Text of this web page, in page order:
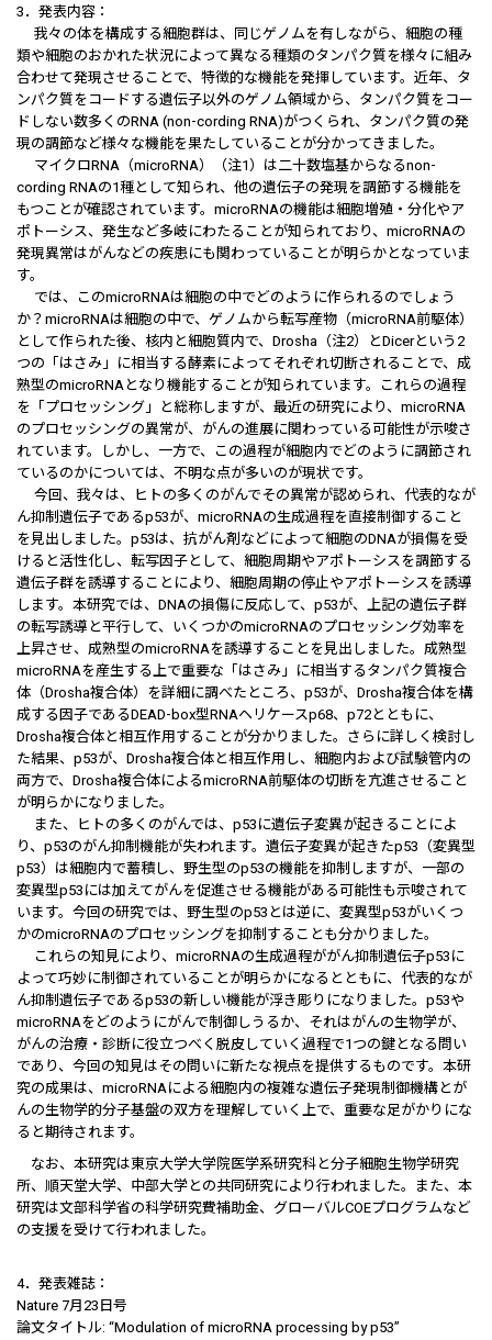
3．発表内容：
我々の体を構成する細胞群は、同じゲノムを有しながら、細胞の種
類や細胞のおかれた状況によって異なる種類のタンパク質を様々に組み
合わせて発現させることで、特徴的な機能を発揮しています。近年、タ
ンパク質をコードする遺伝子以外のゲノム領域から、タンパク質をコー
ドしない数多くのRNA (non-cording RNA)がつくられ、タンパク質の発
現の調節など様々な機能を果たしていることが分かってきました。
マイクロRNA（microRNA）（注1）は二十数塩基からなるnon-
cording RNAの1種として知られ、他の遺伝子の発現を調節する機能を
もつことが確認されています。microRNAの機能は細胞増殖・分化やア
ポトーシス、発生など多岐にわたることが知られており、microRNAの
発現異常はがんなどの疾患にも関わっていることが明らかとなっていま
す。
では、このmicroRNAは細胞の中でどのように作られるのでしょう
か？microRNAは細胞の中で、ゲノムから転写産物（microRNA前駆体）
として作られた後、核内と細胞質内で、Drosha（注2）とDicerという2
つの「はさみ」に相当する酵素によってそれぞれ切断されることで、成
熟型のmicroRNAとなり機能することが知られています。これらの過程
を「プロセッシング」と総称しますが、最近の研究により、microRNA
のプロセッシングの異常が、がんの進展に関わっている可能性が示唆さ
れています。しかし、一方で、この過程が細胞内でどのように調節され
ているのかについては、不明な点が多いのが現状です。
今回、我々は、ヒトの多くのがんでその異常が認められ、代表的なが
ん抑制遺伝子であるp53が、microRNAの生成過程を直接制御すること
を見出しました。p53は、抗がん剤などによって細胞のDNAが損傷を受
けると活性化し、転写因子として、細胞周期やアポトーシスを調節する
遺伝子群を誘導することにより、細胞周期の停止やアポトーシスを誘導
します。本研究では、DNAの損傷に反応して、p53が、上記の遺伝子群
の転写誘導と平行して、いくつかのmicroRNAのプロセッシング効率を
上昇させ、成熟型のmicroRNAを誘導することを見出しました。成熟型
microRNAを産生する上で重要な「はさみ」に相当するタンパク質複合
体（Drosha複合体）を詳細に調べたところ、p53が、Drosha複合体を構
成する因子であるDEAD-box型RNAヘリケースp68、p72とともに、
Drosha複合体と相互作用することが分かりました。さらに詳しく検討し
た結果、p53が、Drosha複合体と相互作用し、細胞内および試験管内の
両方で、Drosha複合体によるmicroRNA前駆体の切断を亢進させること
が明らかになりました。
また、ヒトの多くのがんでは、p53に遺伝子変異が起きることによ
り、p53のがん抑制機能が失われます。遺伝子変異が起きたp53（変異型
p53）は細胞内で蓄積し、野生型のp53の機能を抑制しますが、一部の
変異型p53には加えてがんを促進させる機能がある可能性も示唆されて
います。今回の研究では、野生型のp53とは逆に、変異型p53がいくつ
かのmicroRNAのプロセッシングを抑制することも分かりました。
これらの知見により、microRNAの生成過程ががん抑制遺伝子p53に
よって巧妙に制御されていることが明らかになるとともに、代表的なが
ん抑制遺伝子であるp53の新しい機能が浮き彫りになりました。p53や
microRNAをどのようにがんで制御しうるか、それはがんの生物学が、
がんの治療・診断に役立つべく脱皮していく過程で1つの鍵となる問い
であり、今回の知見はその問いに新たな視点を提供するものです。本研
究の成果は、microRNAによる細胞内の複雑な遺伝子発現制御機構とが
んの生物学的分子基盤の双方を理解していく上で、重要な足がかりにな
ると期待されます。
なお、本研究は東京大学大学院医学系研究科と分子細胞生物学研究
所、順天堂大学、中部大学との共同研究により行われました。また、本
研究は文部科学省の科学研究費補助金、グローバルCOEプログラムなど
の支援を受けて行われました。
4．発表雑誌：
Nature 7月23日号
論文タイトル: “Modulation of microRNA processing by p53”